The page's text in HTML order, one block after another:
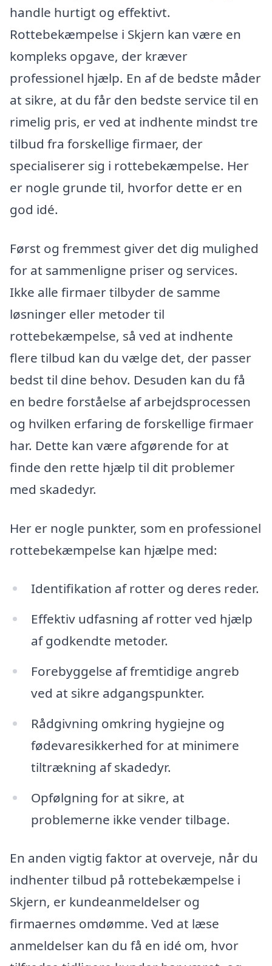
handle hurtigt og effektivt.
Rottebekæmpelse i Skjern kan være en
kompleks opgave, der kræver
professionel hjælp. En af de bedste måder
at sikre, at du får den bedste service til en
rimelig pris, er ved at indhente mindst tre
tilbud fra forskellige firmaer, der
specialiserer sig i rottebekæmpelse. Her
er nogle grunde til, hvorfor dette er en
god idé.
Først og fremmest giver det dig mulighed
for at sammenligne priser og services.
Ikke alle firmaer tilbyder de samme
løsninger eller metoder til
rottebekæmpelse, så ved at indhente
flere tilbud kan du vælge det, der passer
bedst til dine behov. Desuden kan du få
en bedre forståelse af arbejdsprocessen
og hvilken erfaring de forskellige firmaer
har. Dette kan være afgørende for at
finde den rette hjælp til dit problemer
med skadedyr.
Her er nogle punkter, som en professionel
rottebekæmpelse kan hjælpe med:
Identifikation af rotter og deres reder.
Effektiv udfasning af rotter ved hjælp
af godkendte metoder.
Forebyggelse af fremtidige angreb
ved at sikre adgangspunkter.
Rådgivning omkring hygiejne og
fødevaresikkerhed for at minimere
tiltrækning af skadedyr.
Opfølgning for at sikre, at
problemerne ikke vender tilbage.
En anden vigtig faktor at overveje, når du
indhenter tilbud på rottebekæmpelse i
Skjern, er kundeanmeldelser og
firmaernes omdømme. Ved at læse
anmeldelser kan du få en idé om, hvor